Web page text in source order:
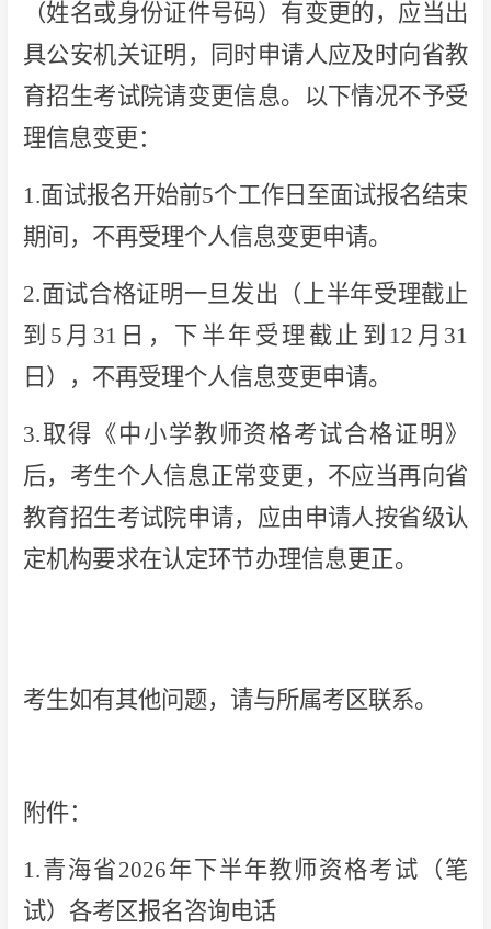
（姓名或身份证件号码）有变更的，应当出
具公安机关证明，同时申请人应及时向省教
育招生考试院请变更信息。以下情况不予受
理信息变更：
1.面试报名开始前5个工作日至面试报名结束
期间，不再受理个人信息变更申请。
2.面试合格证明一旦发出（上半年受理截止
到5月31日，下半年受理截止到12月31
日），不再受理个人信息变更申请。
3.取得《中小学教师资格考试合格证明》
后，考生个人信息正常变更，不应当再向省
教育招生考试院申请，应由申请人按省级认
定机构要求在认定环节办理信息更正。
考生如有其他问题，请与所属考区联系。
附件：
1.青海省2026年下半年教师资格考试（笔
试）各考区报名咨询电话